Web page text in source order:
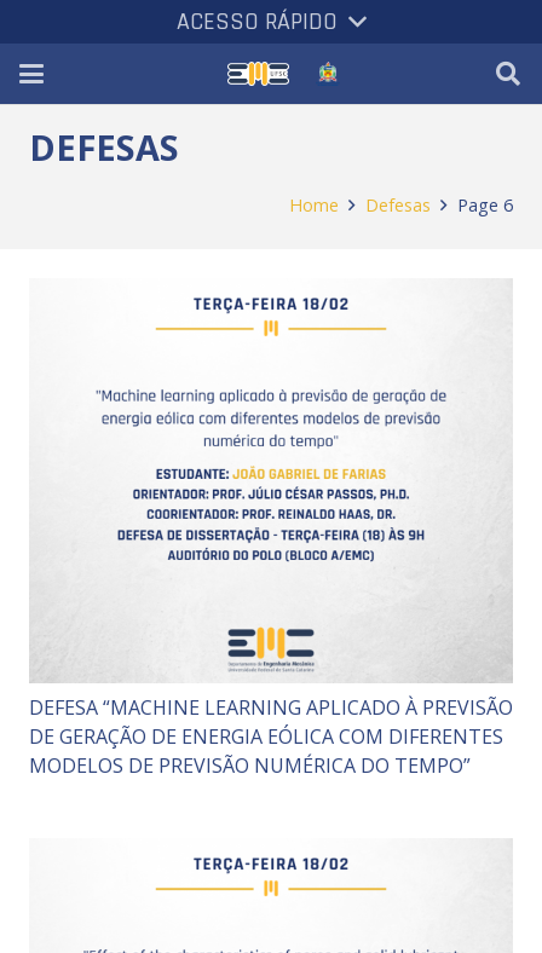
ACESSO RÁPIDO
DEFESAS
Home Defesas Page 6
DEFESA “MACHINE LEARNING APLICADO À PREVISÃO
DE GERAÇÃO DE ENERGIA EÓLICA COM DIFERENTES
MODELOS DE PREVISÃO NUMÉRICA DO TEMPO”